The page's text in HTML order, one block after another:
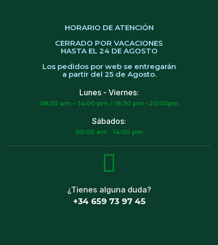
HORARIO DE ATENCIÓN
CERRADO POR VACACIONES
HASTA EL 24 DE AGOSTO
Los pedidos por web se entregarán
a partir del 25 de Agosto.
Lunes - Viernes:
08:30 am - 14:00 pm / 16:30 pm -20:00pm
Sábados:
09:00 am : 14:00 pm
¿Tienes alguna duda?
+34 659 73 97 45